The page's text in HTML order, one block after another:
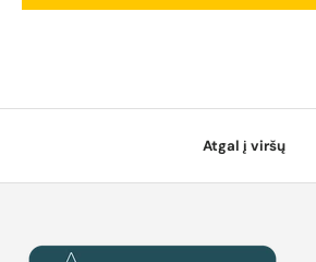
Atgal į viršų